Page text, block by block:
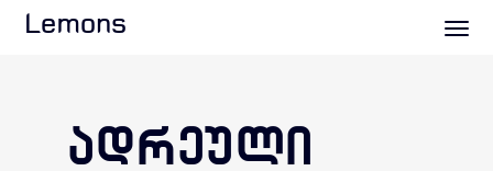
Lemons
ᲐᲓᲠᲔᲣᲚᲘ